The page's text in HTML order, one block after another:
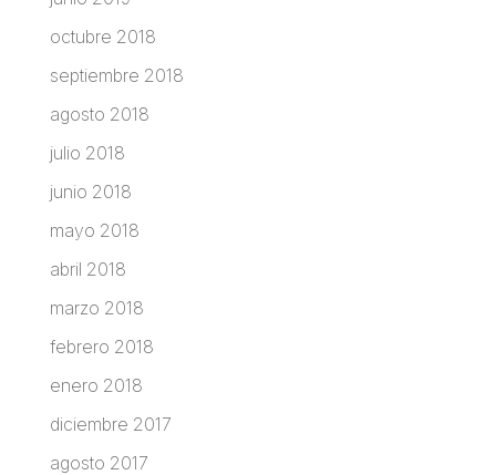
octubre 2018
septiembre 2018
agosto 2018
julio 2018
junio 2018
mayo 2018
abril 2018
marzo 2018
febrero 2018
enero 2018
diciembre 2017
agosto 2017